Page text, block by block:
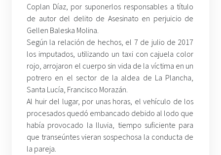
Coplan Díaz, por suponerlos responsables a título
de autor del delito de Asesinato en perjuicio de
Gellen Baleska Molina.
Según la relación de hechos, el 7 de julio de 2017
los imputados, utilizando un taxi con cajuela color
rojo, arrojaron el cuerpo sin vida de la víctima en un
potrero en el sector de la aldea de La Plancha,
Santa Lucía, Francisco Morazán.
Al huir del lugar, por unas horas, el vehículo de los
procesados quedó embancado debido al lodo que
había provocado la lluvia, tiempo suficiente para
que transeúntes vieran sospechosa la conducta de
la pareja.